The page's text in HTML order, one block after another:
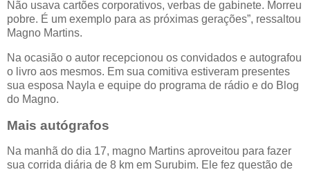
Não usava cartões corporativos, verbas de gabinete. Morreu
pobre. É um exemplo para as próximas gerações”, ressaltou
Magno Martins.
Na ocasião o autor recepcionou os convidados e autografou
o livro aos mesmos. Em sua comitiva estiveram presentes
sua esposa Nayla e equipe do programa de rádio e do Blog
do Magno.
Mais autógrafos
Na manhã do dia 17, magno Martins aproveitou para fazer
sua corrida diária de 8 km em Surubim. Ele fez questão de